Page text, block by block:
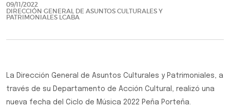
09/11/2022
DIRECCIÓN GENERAL DE ASUNTOS CULTURALES Y
PATRIMONIALES LCABA
La Dirección General de Asuntos Culturales y Patrimoniales, a
través de su Departamento de Acción Cultural, realizó una
nueva fecha del Ciclo de Música 2022 Peña Porteña.